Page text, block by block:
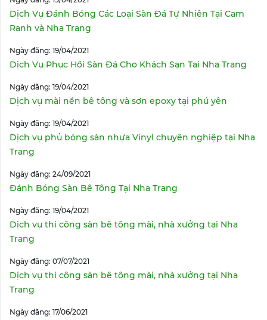
Dịch Vụ Đánh Bóng Các Loại Sàn Đá Tự Nhiên Tại Cam
Ranh và Nha Trang
Ngày đăng: 19/04/2021
Dịch Vụ Phục Hồi Sàn Đá Cho Khách Sạn Tại Nha Trang
Ngày đăng: 19/04/2021
Dịch vụ mài nền bê tông và sơn epoxy tại phú yên
Ngày đăng: 19/04/2021
Dịch vụ phủ bóng sàn nhựa Vinyl chuyên nghiệp tại Nha
Trang
Ngày đăng: 24/09/2021
Đánh Bóng Sàn Bê Tông Tại Nha Trang
Ngày đăng: 19/04/2021
Dịch vụ thi công sàn bê tông mài, nhà xưởng tại Nha
Trang
Ngày đăng: 07/07/2021
Dịch vụ thi công sàn bê tông mài, nhà xưởng tại Nha
Trang
Ngày đăng: 17/06/2021